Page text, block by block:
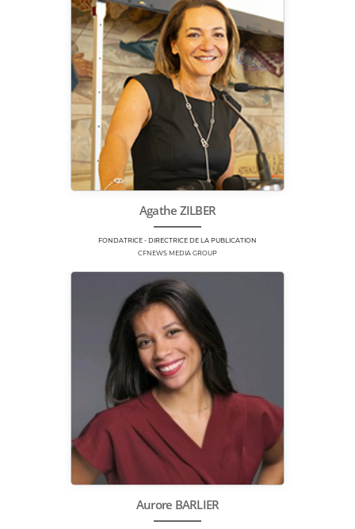
Agathe ZILBER
FONDATRICE - DIRECTRICE DE LA PUBLICATION
CFNEWS MEDIA GROUP
Aurore BARLIER